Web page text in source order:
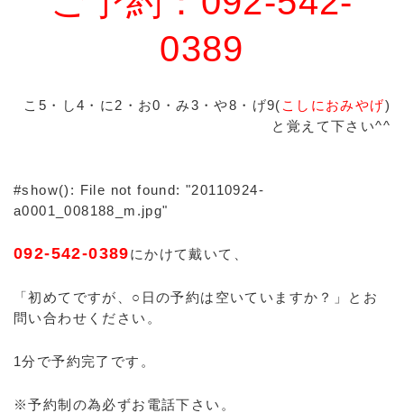
0389
こ5・し4・に2・お0・み3・や8・げ9( こしにおみやげ)
と覚えて下さい^^
#show(): File not found: "20110924-
a0001_008188_m.jpg"
092-542-0389にかけて戴いて、
「初めてですが、○日の予約は空いていますか？」とお
問い合わせください。
1分で予約完了です。
※予約制の為必ずお電話下さい。